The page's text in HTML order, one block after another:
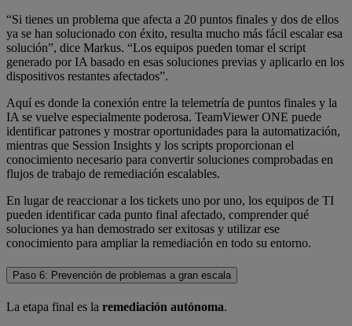
“Si tienes un problema que afecta a 20 puntos finales y dos de ellos
ya se han solucionado con éxito, resulta mucho más fácil escalar esa
solución”, dice Markus. “Los equipos pueden tomar el script
generado por IA basado en esas soluciones previas y aplicarlo en los
dispositivos restantes afectados”.
Aquí es donde la conexión entre la telemetría de puntos finales y la
IA se vuelve especialmente poderosa. TeamViewer ONE puede
identificar patrones y mostrar oportunidades para la automatización,
mientras que Session Insights y los scripts proporcionan el
conocimiento necesario para convertir soluciones comprobadas en
flujos de trabajo de remediación escalables.
En lugar de reaccionar a los tickets uno por uno, los equipos de TI
pueden identificar cada punto final afectado, comprender qué
soluciones ya han demostrado ser exitosas y utilizar ese
conocimiento para ampliar la remediación en todo su entorno.
Paso 6: Prevención de problemas a gran escala
La etapa final es la remediación autónoma.